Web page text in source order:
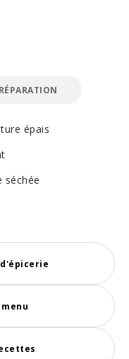
épais
séchée